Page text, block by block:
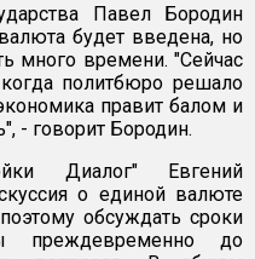
Павел Бородин
будет введена, но
много времени. "Сейчас
политбюро решало
правит балом и
- говорит Бородин.
Диалог" Евгений
о единой валюте
обсуждать сроки
преждевременно до